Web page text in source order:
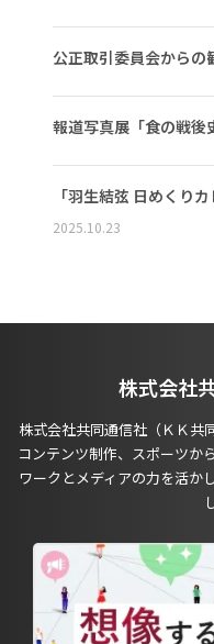
公正取引委員会からの
報道写真展「食の戦後
「羽生結弦 日めくり
2025.10.23
株式会社
株式会社共同通信社（ＫＫ共
コンテンツ制作、スポーツか
ワークとメディアの力を活か